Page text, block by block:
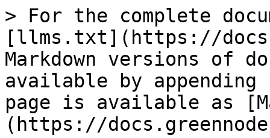
> For the complete
[llms.txt](https://
Markdown versions of
available by
page is available as
(https://